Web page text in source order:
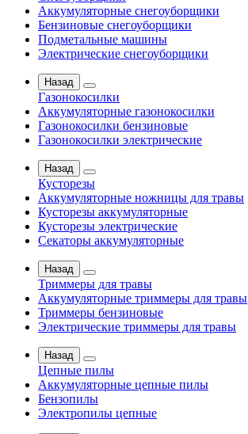
Аккумуляторные снегоуборщики
Бензиновые снегоуборщики
Подметальные машины
Электрические снегоуборщики
Назад
Газонокосилки
Аккумуляторные газонокосилки
Газонокосилки бензиновые
Газонокосилки электрические
Назад
Кусторезы
Аккумуляторные ножницы для травы
Кусторезы аккумуляторные
Кусторезы электрические
Секаторы аккумуляторные
Назад
Триммеры для травы
Аккумуляторные триммеры для травы
Триммеры бензиновые
Электрические триммеры для травы
Назад
Цепные пилы
Аккумуляторные цепные пилы
Бензопилы
Электропилы цепные